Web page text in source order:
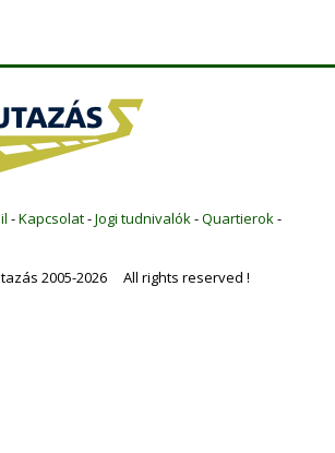
-Kapcsolat-Jogi tudnivalók -Quartierok -
2005-2026 All rights reserved !